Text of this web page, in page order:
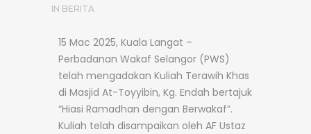
IN BERITA
15 Mac 2025, Kuala Langat –
Perbadanan Wakaf Selangor (PWS)
telah mengadakan Kuliah Terawih Khas
di Masjid At-Toyyibin, Kg. Endah bertajuk
“Hiasi Ramadhan dengan Berwakaf”.
Kuliah telah disampaikan oleh AF Ustaz